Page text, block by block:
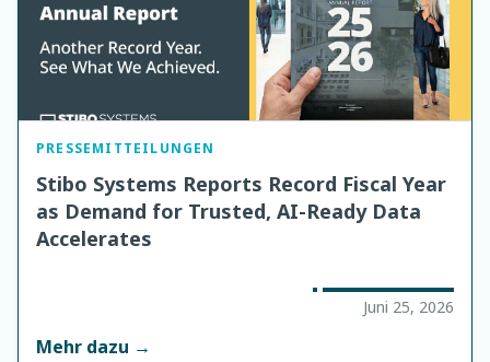
PRESSEMITTEILUNGEN
Stibo Systems Reports Record Fiscal Year
as Demand for Trusted, AI-Ready Data
Accelerates
Juni 25, 2026
Mehr dazu →